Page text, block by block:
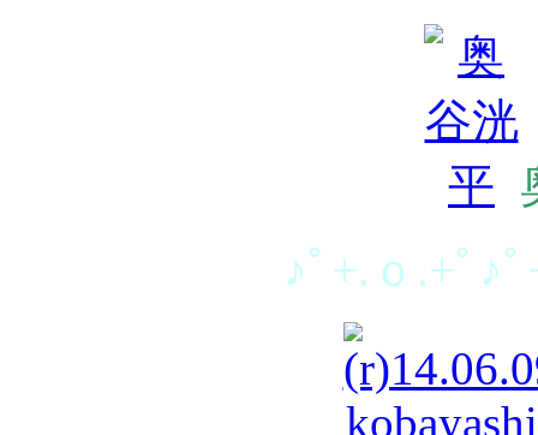
♪ﾟ+.ｏ.+ﾟ♪